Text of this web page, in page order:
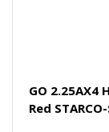
GO 2.25AX4
Red